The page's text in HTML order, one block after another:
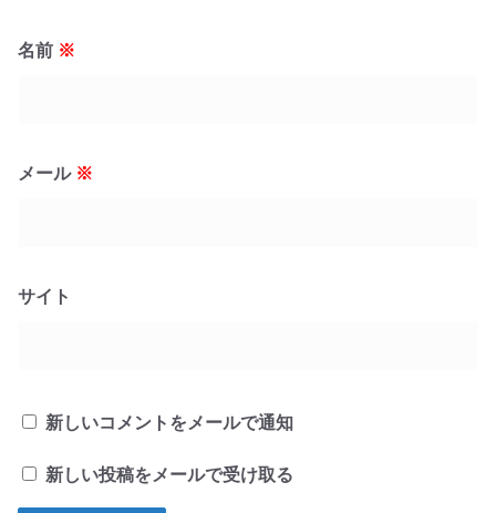
名前 ※
メール ※
サイト
新しいコメントをメールで通知
新しい投稿をメールで受け取る